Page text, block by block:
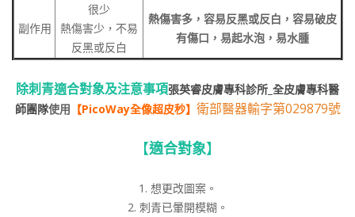
副作用
很少
熱傷害少，不易
反黑或反白
熱傷害多，容易反黑或反白，容易破皮
有傷口，易起水泡，易水腫
除刺青適合對象及注意事項張英睿皮膚專科診所_全皮膚專科醫
師團隊使用 【PicoWay全像超皮秒】 衛部醫器輸字第029879號
【適合對象】
1. 想更改圖案。
2. 刺青已暈開模糊。